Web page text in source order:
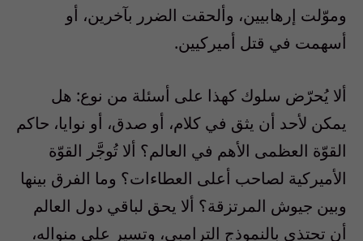
وموّلت إرهابيين، وألحقت الضرر بآخرين، أو
أسهمت في قتل أميركيين.
ألا يُحرّض سلوك كهذا على أسئلة من نوع: هل
يمكن لأحد أن يثق في كلام، أو صدق، أو نوايا، حاكم
القوّة العظمى الأهم في العالم؟ ألا تُوجَّر القوّة
الأميركية لصاحب أعلى العطاءات؟ وما الفرق بينها
وبين جيوش المرتزقة؟ ألا يحق لباقي دول العالم
أن تحتذي بالنموذج الترامبي، وتسير على منواله،